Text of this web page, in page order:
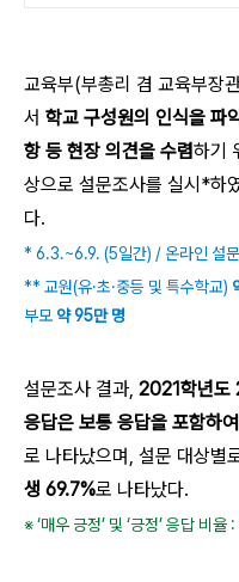
교육부(부총리 겸 교육부장
서 학교 구성원의 인식을 파
항 등 현장 의견을 수렴하기
상으로 설문조사를 실시*하
다.
* 6.3.~6.9. (5일간) / 온라인 설
** 교원(유·초·중등 및 특수학교)
부모 약 95만 명
설문조사 결과, 2021학년도
응답은 보통 응답을 포함하
로 나타났으며, 설문 대상별
생 69.7%로 나타났다.
※ ‘매우 긍정’ 및 ‘긍정’ 응답 비율